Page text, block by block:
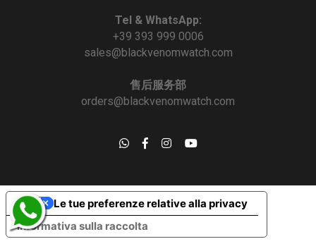
Tel & WhatsApp:
+39 393 999 0006
sales@blackvenomwatch.com
售后服务部
orders@blackvenomwatch.com
Informativa sulla raccolta
Le tue preferenze relative alla privacy